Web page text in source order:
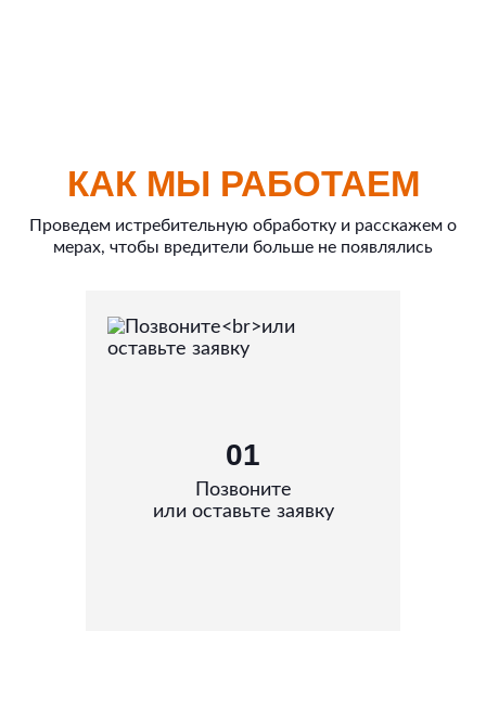
КАК МЫ РАБОТАЕМ
Проведем истребительную обработку и расскажем о
мерах, чтобы вредители больше не появлялись
01
Позвоните
или оставьте заявку